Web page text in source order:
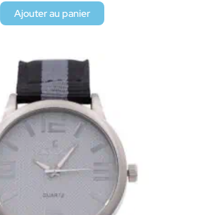
Ajouter au panier